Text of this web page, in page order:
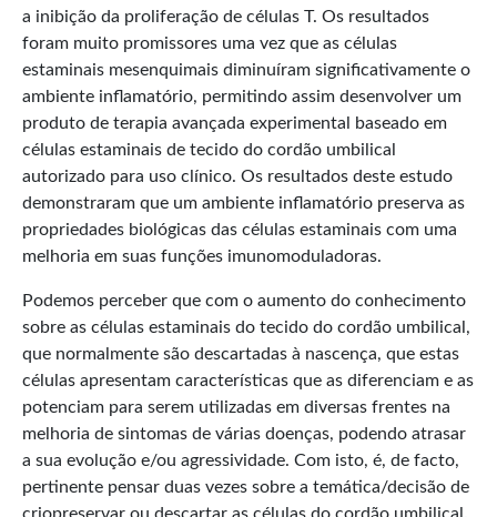
a inibição da proliferação de células T. Os resultados
foram muito promissores uma vez que as células
estaminais mesenquimais diminuíram significativamente o
ambiente inflamatório, permitindo assim desenvolver um
produto de terapia avançada experimental baseado em
células estaminais de tecido do cordão umbilical
autorizado para uso clínico. Os resultados deste estudo
demonstraram que um ambiente inflamatório preserva as
propriedades biológicas das células estaminais com uma
melhoria em suas funções imunomoduladoras.
Podemos perceber que com o aumento do conhecimento
sobre as células estaminais do tecido do cordão umbilical,
que normalmente são descartadas à nascença, que estas
células apresentam características que as diferenciam e as
potenciam para serem utilizadas em diversas frentes na
melhoria de sintomas de várias doenças, podendo atrasar
a sua evolução e/ou agressividade. Com isto, é, de facto,
pertinente pensar duas vezes sobre a temática/decisão de